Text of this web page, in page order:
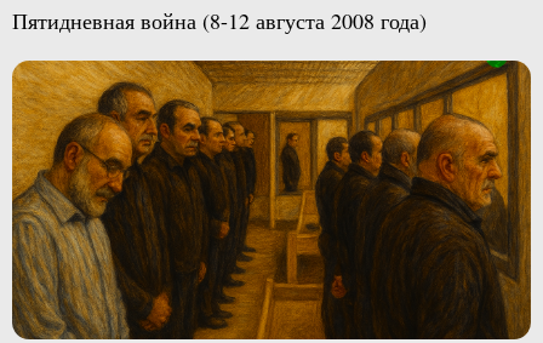
Пятидневная война (8-12 августа 2008 года)